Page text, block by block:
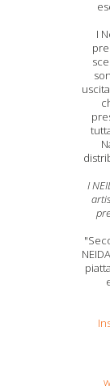
I
I